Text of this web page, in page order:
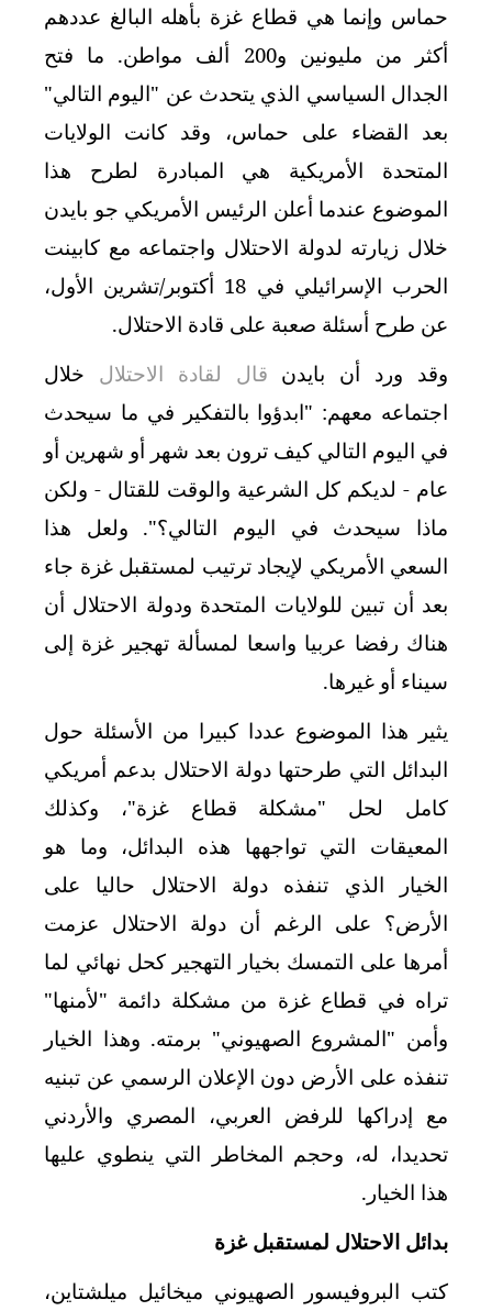
حماس وإنما هي قطاع غزة بأهله البالغ عددهم
أكثر من مليونين و200 ألف مواطن. ما فتح
الجدال السياسي الذي يتحدث عن "اليوم التالي"
بعد القضاء على حماس، وقد كانت الولايات
المتحدة الأمريكية هي المبادرة لطرح هذا
الموضوع عندما أعلن الرئيس الأمريكي جو بايدن
خلال زيارته لدولة الاحتلال واجتماعه مع كابينت
الحرب الإسرائيلي في 18 أكتوبر/تشرين الأول،
عن طرح أسئلة صعبة على قادة الاحتلال.
وقد ورد أن بايدن قال لقادة الاحتلال خلال
اجتماعه معهم: "ابدؤوا بالتفكير في ما سيحدث
في اليوم التالي كيف ترون بعد شهر أو شهرين أو
عام - لديكم كل الشرعية والوقت للقتال - ولكن
ماذا سيحدث في اليوم التالي؟". ولعل هذا
السعي الأمريكي لإيجاد ترتيب لمستقبل غزة جاء
بعد أن تبين للولايات المتحدة ودولة الاحتلال أن
هناك رفضا عربيا واسعا لمسألة تهجير غزة إلى
سيناء أو غيرها.
يثير هذا الموضوع عددا كبيرا من الأسئلة حول
البدائل التي طرحتها دولة الاحتلال بدعم أمريكي
كامل لحل "مشكلة قطاع غزة"، وكذلك
المعيقات التي تواجهها هذه البدائل، وما هو
الخيار الذي تنفذه دولة الاحتلال حاليا على
الأرض؟ على الرغم أن دولة الاحتلال عزمت
أمرها على التمسك بخيار التهجير كحل نهائي لما
تراه في قطاع غزة من مشكلة دائمة "لأمنها"
وأمن "المشروع الصهيوني" برمته. وهذا الخيار
تنفذه على الأرض دون الإعلان الرسمي عن تبنيه
مع إدراكها للرفض العربي، المصري والأردني
تحديدا، له، وحجم المخاطر التي ينطوي عليها
هذا الخيار.
بدائل الاحتلال لمستقبل غزة
كتب البروفيسور الصهيوني ميخائيل ميلشتاين،